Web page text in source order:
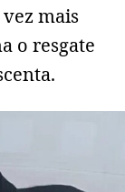
mais
o resgate